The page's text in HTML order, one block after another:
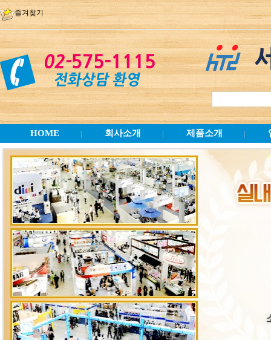
즐겨찾기
HOME 회사소개 제품소개